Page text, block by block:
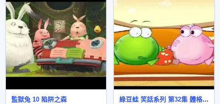
監獄兔 10 陷阱之森 綠豆蛙 笑話系列 第32集 體格優勢